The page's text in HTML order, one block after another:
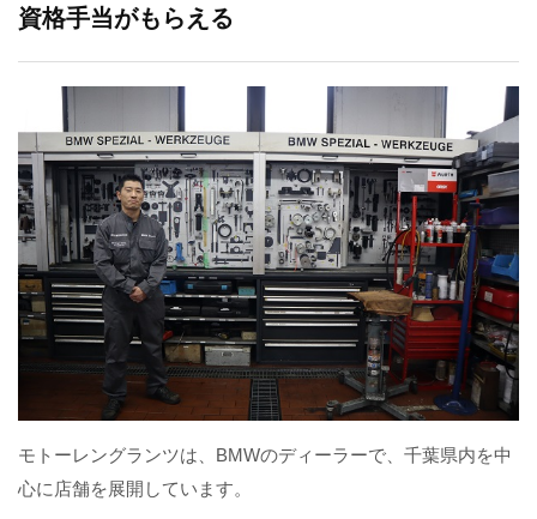
資格手当がもらえる
モトーレングランツは、BMWのディーラーで、千葉県内を中
心に店舗を展開しています。